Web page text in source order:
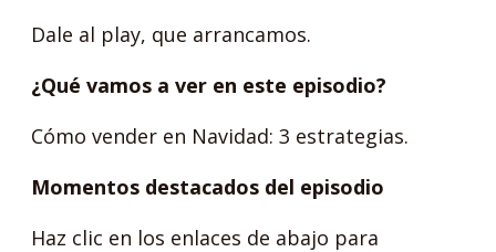
Dale al play, que arrancamos.
¿Qué vamos a ver en este episodio?
Cómo vender en Navidad: 3 estrategias.
Momentos destacados del episodio
Haz clic en los enlaces de abajo para